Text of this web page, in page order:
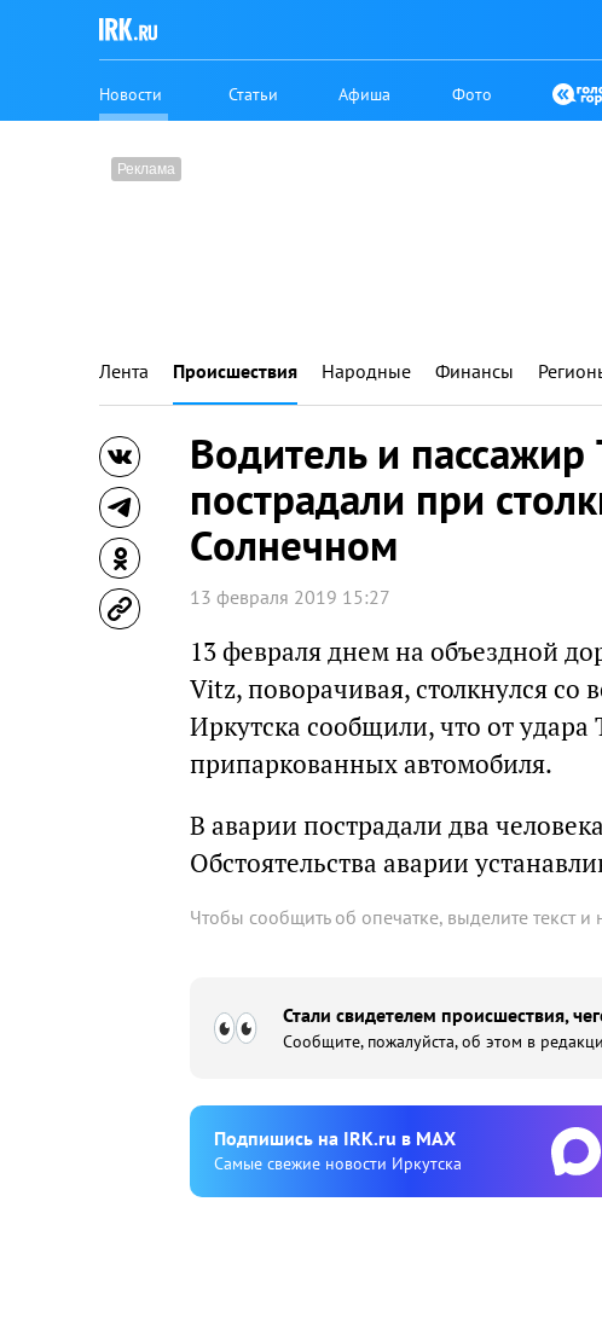
Новости Статьи Афиша Фото
Лента Происшествия Народные Финансы
Водитель и
пострадали при
Солнечном
13 февраля 2019 15:27
13 февраля днем на объездной
Vitz, поворачивая, столкнулся
Иркутска сообщили, что от
припаркованных автомобиля.
В аварии пострадали два
Обстоятельства аварии
Чтобы сообщить об опечатке, выделите текст и
Стали свидетелем происшествия,
Сообщите, пожалуйста, об этом в
Подпишиcь на IRK.ru в MAX
Cамые свежие новости Иркутска